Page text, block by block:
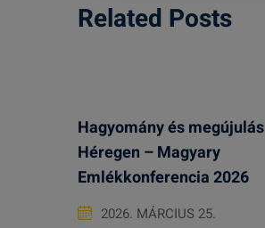
Related Posts
Hagyomány és megújulás
Héregen – Magyary
Emlékkonferencia 2026
2026. MÁRCIUS 25.